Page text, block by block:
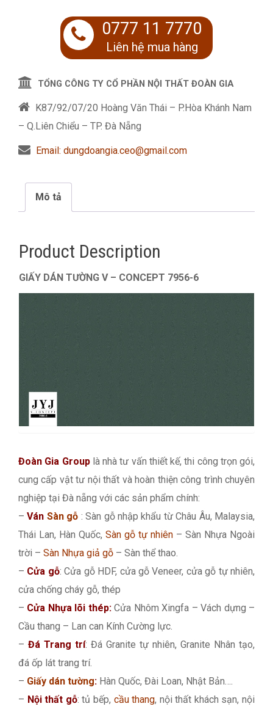
0777 11 7770
Liên hệ mua hàng
TỔNG CÔNG TY CỔ PHẦN NỘI THẤT ĐOÀN GIA
K87/92/07/20 Hoàng Văn Thái – P.Hòa Khánh Nam
– Q.Liên Chiểu – TP. Đà Nẵng
Email: dungdoangia.ceo@gmail.com
Mô tả
Product Description
GIẤY DÁN TƯỜNG V – CONCEPT 7956-6
Đoàn Gia Grouplà nhà tư vấn thiết kế, thi công trọn gói,
cung cấp vật tư nội thất và hoàn thiện công trình chuyên
nghiệp tại Đà nẵng với các sản phẩm chính:
–Ván Sàn gỗ : Sàn gỗ nhập khẩu từ Châu Âu, Malaysia,
Thái Lan, Hàn Quốc, Sàn gỗ tự nhiên – Sàn Nhựa Ngoài
trời – Sàn Nhựa giả gỗ – Sàn thể thao.
– Cửa gỗ: Cửa gỗ HDF, cửa gỗ Veneer, cửa gỗ tự nhiên,
cửa chống cháy gỗ, thép
– Cửa Nhựa lõi thép:Cửa Nhôm Xingfa – Vách dựng –
Cầu thang – Lan can Kính Cường lực.
– Đá Trang trí: Đá Granite tự nhiên, Granite Nhân tạo,
đá ốp lát trang trí.
– Giấy dán tường: Hàn Quốc, Đài Loan, Nhật Bản….
– Nội thất gỗ: tủ bếp, cầu thang, nội thất khách sạn, nội